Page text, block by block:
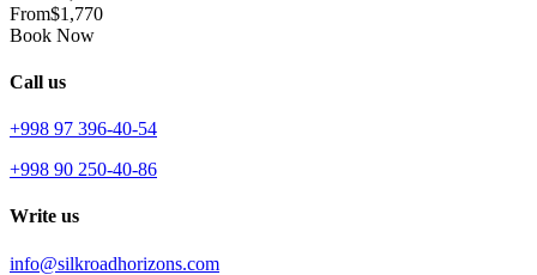
From$1,770
Book Now
Call us
+998 97 396-40-54
+998 90 250-40-86
Write us
info@silkroadhorizons.com